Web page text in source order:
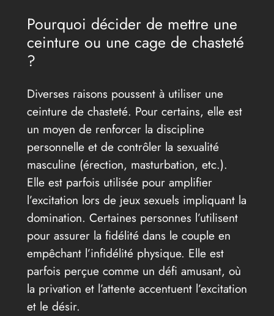
Pourquoi décider de mettre une
ceinture ou une cage de chasteté
?
Diverses raisons poussent à utiliser une
ceinture de chasteté. Pour certains, elle est
un moyen de renforcer la discipline
personnelle et de contrôler la sexualité
masculine (érection, masturbation, etc.).
Elle est parfois utilisée pour amplifier
l’excitation lors de jeux sexuels impliquant la
domination. Certaines personnes l’utilisent
pour assurer la fidélité dans le couple en
empêchant l’infidélité physique. Elle est
parfois perçue comme un défi amusant, où
la privation et l’attente accentuent l’excitation
et le désir.